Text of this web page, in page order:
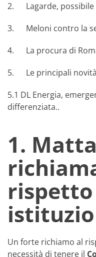
2. Lagarde, possibile
3. Meloni contro la
4. La procura di
5. Le principali novità
5.1 DL Energia,
differenziata..
1.
Un forte richiamo al
necessità di tenere il